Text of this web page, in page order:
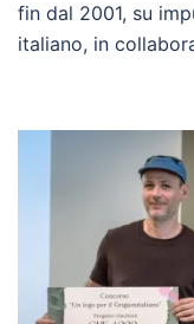
fin dal 2001, su
italiano, in